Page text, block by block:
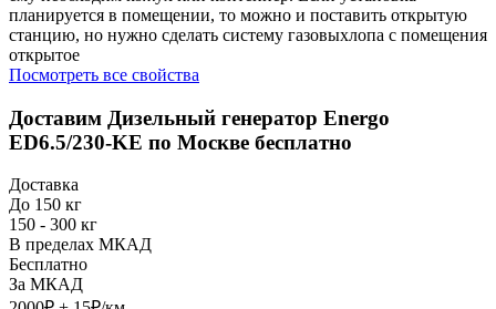
планируется в помещении, то можно и поставить открытую
станцию, но нужно сделать систему газовыхлопа с помещения
открытое
Посмотреть все свойства
Доставим Дизельный генератор Energo
ED6.5/230-KE по Москве бесплатно
Доставка
До 150 кг
150 - 300 кг
В пределах МКАД
Бесплатно
За МКАД